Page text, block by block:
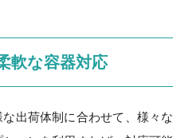
軟な容器対応
な出荷体制に合わせて、様々